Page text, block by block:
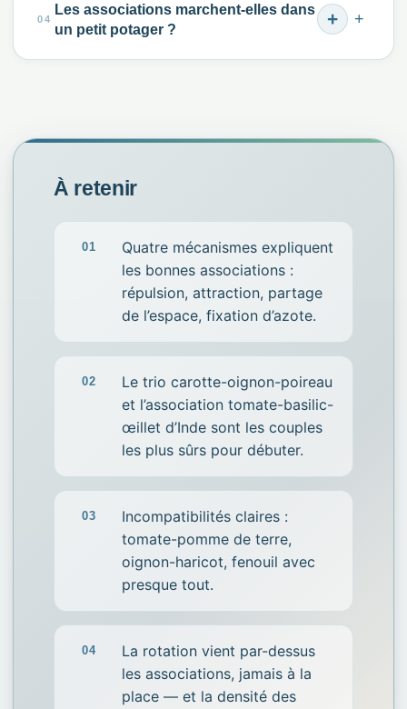
Les associations marchent-elles dans
un petit potager ?
+
À retenir
Quatre mécanismes expliquent
les bonnes associations :
répulsion, attraction, partage
de l’espace, fixation d’azote.
Le trio carotte-oignon-poireau
et l’association tomate-basilic-
œillet d’Inde sont les couples
les plus sûrs pour débuter.
Incompatibilités claires :
tomate-pomme de terre,
oignon-haricot, fenouil avec
presque tout.
La rotation vient par-dessus
les associations, jamais à la
place — et la densité des